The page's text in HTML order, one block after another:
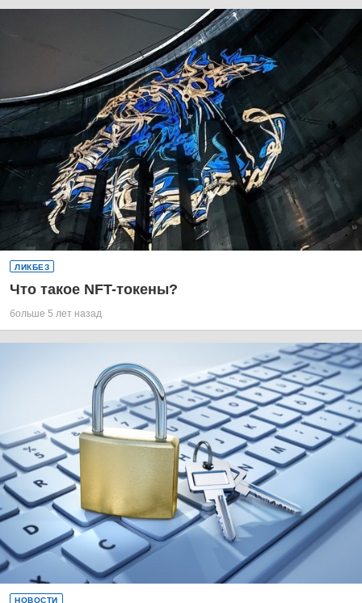
ЛИКБЕЗ
Что такое NFT-токены?
больше 5 лет назад
НОВОСТИ